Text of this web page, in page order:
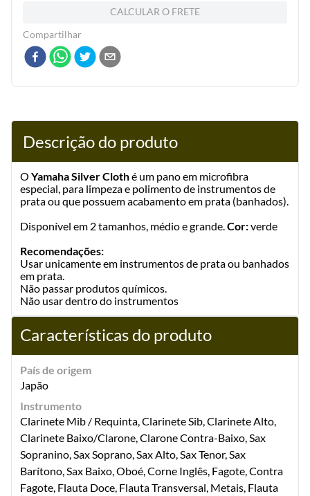
CALCULAR O FRETE
Compartilhar
Descrição do produto
O Yamaha Silver Clothé um pano em microfibra
especial, para limpeza e polimento de instrumentos de
prata ou que possuem acabamento em prata (banhados).
Disponível em 2 tamanhos, médio e grande. Cor:verde
Recomendações:
Usar unicamente em instrumentos de prata ou banhados
em prata.
Não passar produtos químicos.
Não usar dentro do instrumentos
Características do produto
País de origem
Japão
Instrumento
Clarinete Mib / Requinta, Clarinete Sib, Clarinete Alto,
Clarinete Baixo/Clarone, Clarone Contra-Baixo, Sax
Sopranino, Sax Soprano, Sax Alto, Sax Tenor, Sax
Barítono, Sax Baixo, Oboé, Corne Inglês, Fagote, Contra
Fagote, Flauta Doce, Flauta Transversal, Metais, Flauta